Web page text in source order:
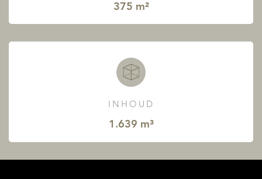
375 m²
INHOUD
1.639 m³